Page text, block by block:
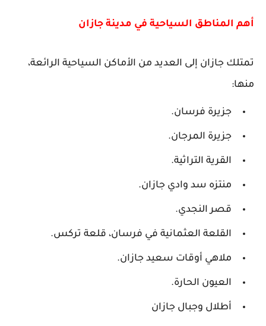
أهم المناطق السياحية في مدينة جازان
تمتلك جازان إلى العديد من الأماكن السياحية الرائعة،
منها:
جزيرة فرسان.
جزيرة المرجان.
القرية التراثية.
منتزه سد وادي جازان.
قصر النجدي.
القلعة العثمانية في فرسان، قلعة تركس.
ملاهي أوقات سعيد جازان.
العيون الحارة.
أطلال وجبال جازان